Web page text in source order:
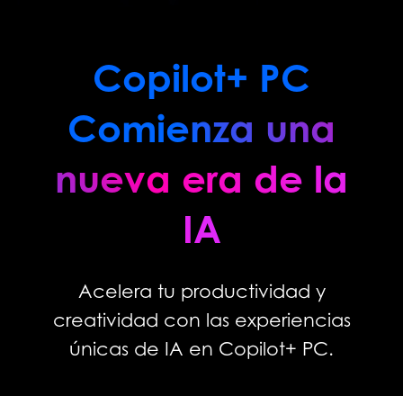
Copilot+ PC
Comienza una
nueva era de la
IA
Acelera tu productividad y
creatividad con las experiencias
únicas de IA en Copilot+ PC.